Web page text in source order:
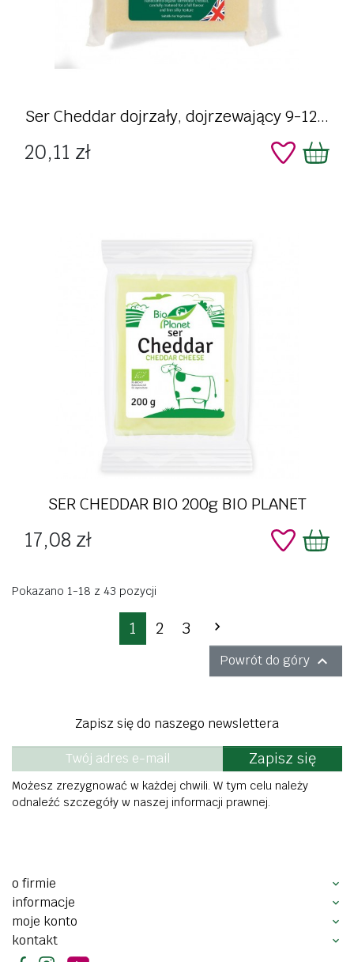
Ser Cheddar dojrzały, dojrzewający 9-12...
Cena
20,11 zł
SER CHEDDAR BIO 200g BIO PLANET
Cena
17,08 zł
Pokazano 1-18 z 43 pozycji
1 2 3 Następny

Powrót do góry 
Zapisz się do naszego newslettera
Zapisz się
Możesz zrezygnować w każdej chwili. W tym celu należy
odnaleźć szczegóły w naszej informacji prawnej.
o firmie
informacje
moje konto
kontakt